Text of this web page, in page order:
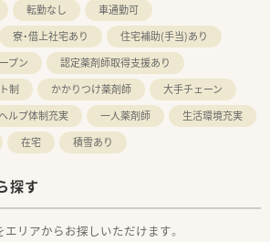
転勤なし
車通勤可
寮・借上社宅あり
住宅補助(手当)あり
プン
認定薬剤師取得支援あり
制 かかりつけ薬剤師
大手チェーン
ヘルプ体制充実 一人薬剤師
生活環境充実
在宅 積雪あり
探す
リアからお探しいただけます。